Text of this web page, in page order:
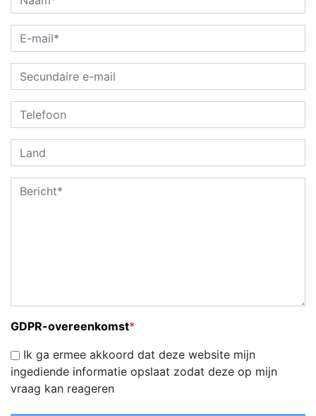
GDPR-overeenkomst*
Ik ga ermee akkoord dat deze website mijn
ingediende informatie opslaat zodat deze op mijn
vraag kan reageren